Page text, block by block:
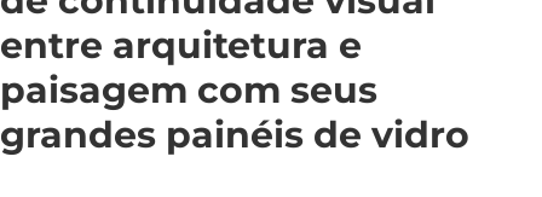
entre arquitetura e
paisagem com seus
grandes painéis de vidro